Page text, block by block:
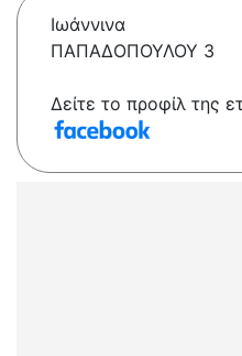
Ιωάννινα
ΠΑΠΑΔΟΠΟΥΛΟΥ 3
Δείτε το προφίλ της